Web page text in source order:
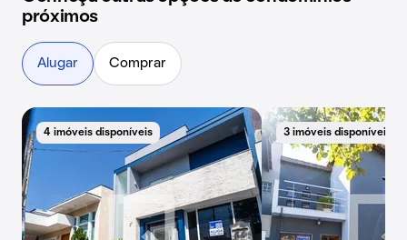
próximos
Alugar Comprar
4 imóveis disponíveis 3 imóveis disponíveis